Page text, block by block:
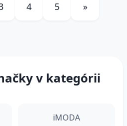
4 5 »
v kategórii
iMODA